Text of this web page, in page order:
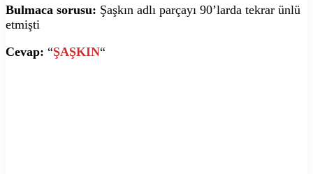
Bulmaca sorusu: Şaşkın adlı parçayı 90’larda tekrar ünlü
etmişti
Cevap: “ŞAŞKIN“